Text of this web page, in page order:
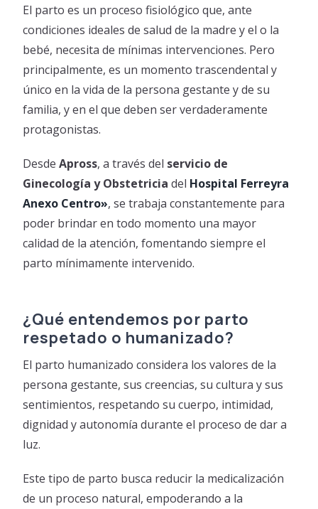
Farmacias Adheridas
Red de Farmacias – Leches
Reclamos Preliquidaciones
Tutorial Empadronamiento Oncológico
El parto es un proceso fisiológico que, ante
condiciones ideales de salud de la madre y el o la
bebé, necesita de mínimas intervenciones. Pero
principalmente, es un momento trascendental y
único en la vida de la persona gestante y de su
familia, y en el que deben ser verdaderamente
protagonistas.
DesdeApross, a través del servicio de
Ginecología y Obstetriciadel Hospital Ferreyra
Anexo Centro», se trabaja constantemente para
poder brindar en todo momento una mayor
calidad de la atención, fomentando siempre el
parto mínimamente intervenido.
¿Qué entendemos por parto
respetado o humanizado?
El parto humanizado considera los valores de la
persona gestante, sus creencias, su cultura y sus
sentimientos, respetando su cuerpo, intimidad,
dignidad y autonomía durante el proceso de dar a
luz.
Este tipo de parto busca reducir la medicalización
de un proceso natural, empoderando a la